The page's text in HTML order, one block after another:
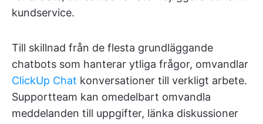
kundservice.
Till skillnad från de flesta grundläggande
chatbots som hanterar ytliga frågor, omvandlar
ClickUp Chat konversationer till verkligt arbete.
Supportteam kan omedelbart omvandla
meddelanden till uppgifter, länka diskussioner